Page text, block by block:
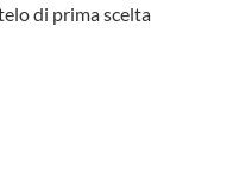
di prima scelta